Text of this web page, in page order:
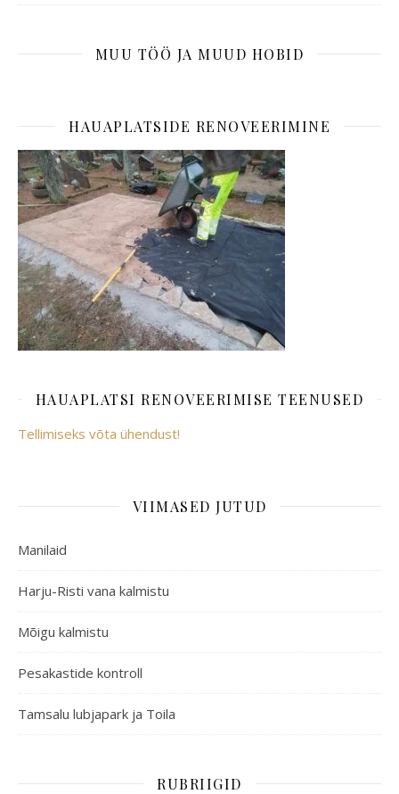
MUU TÖÖ JA MUUD HOBID
HAUAPLATSIDE RENOVEERIMINE
HAUAPLATSI RENOVEERIMISE TEENUSED
Tellimiseks võta ühendust!
VIIMASED JUTUD
Manilaid
Harju-Risti vana kalmistu
Mõigu kalmistu
Pesakastide kontroll
Tamsalu lubjapark ja Toila
RUBRIIGID